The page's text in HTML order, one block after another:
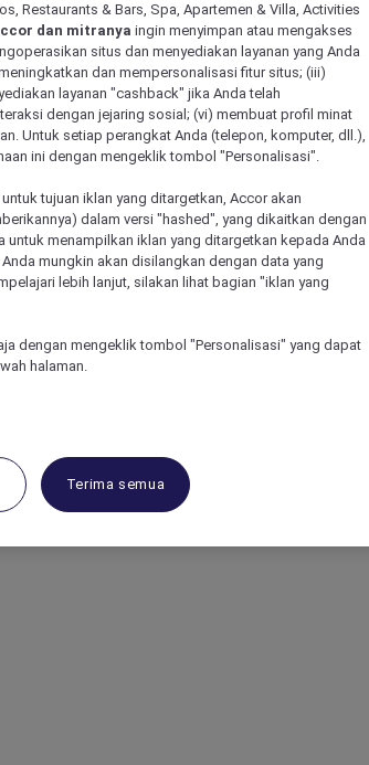
Restaurants & Bars, Spa, Apartemen & Villa, Activities
dan mitranya ingin menyimpan atau mengakses
situs dan menyediakan layanan yang Anda
dan mempersonalisasi fitur situs; (iii)
layanan "cashback" jika Anda telah
dengan jejaring sosial; (vi) membuat profil minat
Untuk setiap perangkat Anda (telepon, komputer, dll.),
ini dengan mengeklik tombol "Personalisasi".
tujuan iklan yang ditargetkan, Accor akan
dalam versi "hashed", yang dikaitkan dengan
untuk menampilkan iklan yang ditargetkan kepada Anda
mungkin akan disilangkan dengan data yang
lebih lanjut, silakan lihat bagian "iklan yang
dengan mengeklik tombol "Personalisasi" yang dapat
halaman.
Terima semua